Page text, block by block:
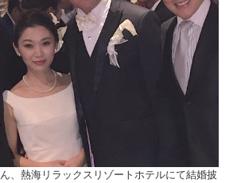
、熱海リラックスリゾートホテルにて結婚披